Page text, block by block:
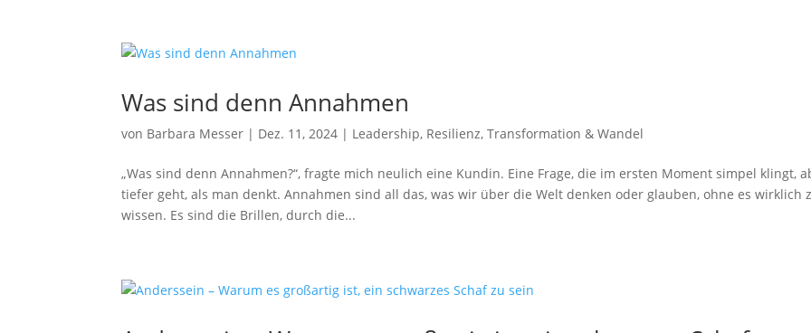
Was sind denn Annahmen
von Barbara Messer | Dez. 11, 2024 | Leadership, Resilienz,Transformation & Wandel
„Was sind denn Annahmen?“, fragte mich neulich eine Kundin. Eine Frage, die im ersten Moment simpel klingt,
tiefer geht, als man denkt. Annahmen sind all das, was wir über die Welt denken oder glauben, ohne es wirklich
wissen. Es sind die Brillen, durch die...